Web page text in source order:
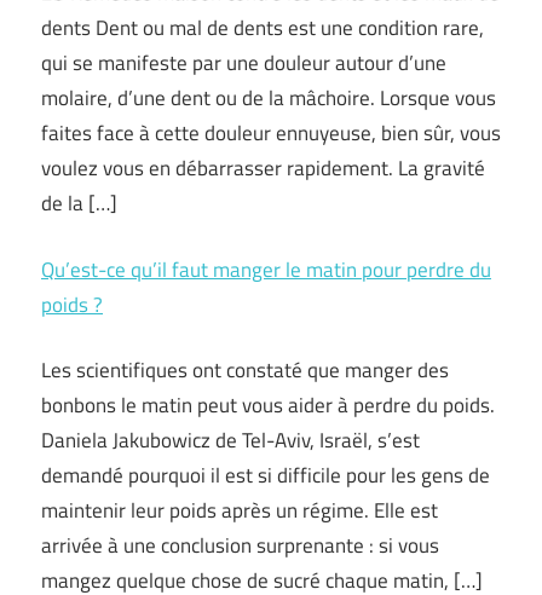
dents Dent ou mal de dents est une condition rare,
qui se manifeste par une douleur autour d’une
molaire, d’une dent ou de la mâchoire. Lorsque vous
faites face à cette douleur ennuyeuse, bien sûr, vous
voulez vous en débarrasser rapidement. La gravité
de la […]
Qu’est-ce qu’il faut manger le matin pour perdre du
poids ?
Les scientifiques ont constaté que manger des
bonbons le matin peut vous aider à perdre du poids.
Daniela Jakubowicz de Tel-Aviv, Israël, s’est
demandé pourquoi il est si difficile pour les gens de
maintenir leur poids après un régime. Elle est
arrivée à une conclusion surprenante : si vous
mangez quelque chose de sucré chaque matin, […]